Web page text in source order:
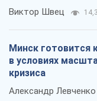
Виктор Швец
Минск готовится
в условиях
кризиса
Александр Левченко